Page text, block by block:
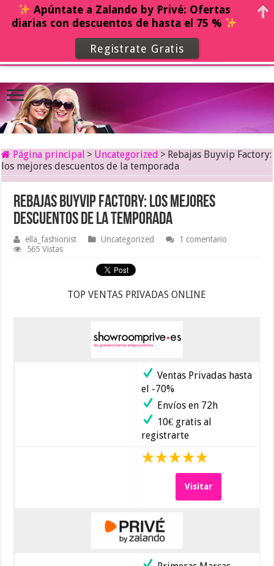
Página principal > Uncategorized > Rebajas Buyvip Factory:
los mejores descuentos de la temporada
Rebajas Buyvip Factory: los mejores
descuentos de la temporada
ella_fashionist Uncategorized
1 comentario
565 Vistas
TOP VENTAS PRIVADAS ONLINE
Ventas Privadas hasta
el -70%
Envíos en 72h
10€ gratis al
registrarte
Visitar
Apúntate a Zalando by Privé: Ofertas
diarias con descuentos de hasta el 75 %
Registrate Gratis